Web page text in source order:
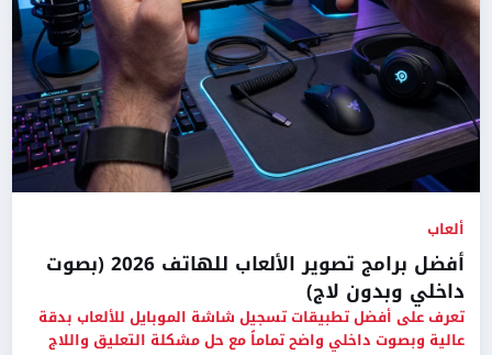
ألعاب
أفضل برامج تصوير الألعاب للهاتف 2026 (بصوت
داخلي وبدون لاج)
تعرف على أفضل تطبيقات تسجيل شاشة الموبايل للألعاب بدقة
عالية وبصوت داخلي واضح تماماً مع حل مشكلة التعليق واللاج